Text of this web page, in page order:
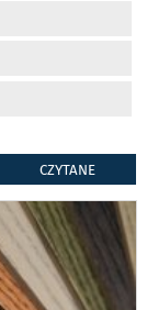
CZYTANE